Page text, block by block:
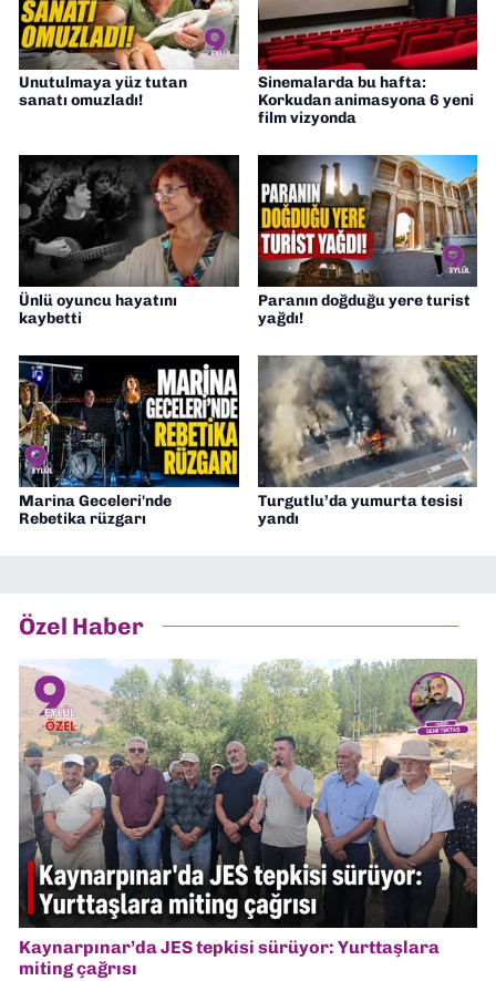
Unutulmaya yüz tutan
sanatı omuzladı!
Sinemalarda bu hafta:
Korkudan animasyona 6 yeni
film vizyonda
Ünlü oyuncu hayatını
kaybetti
Paranın doğduğu yere turist
yağdı!
Marina Geceleri'nde
Rebetika rüzgarı
Turgutlu’da yumurta tesisi
yandı
Özel Haber
Kaynarpınar’da JES tepkisi sürüyor: Yurttaşlara
miting çağrısı